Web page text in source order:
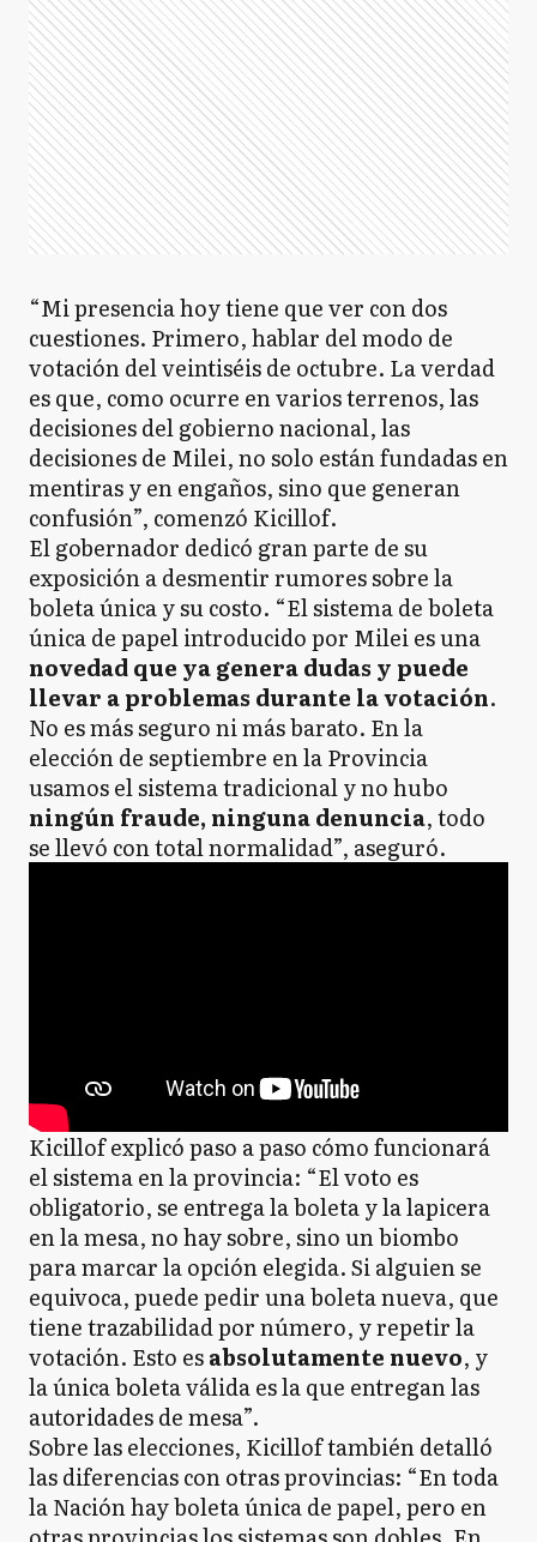
“Mi presencia hoy tiene que ver con dos
cuestiones. Primero, hablar del modo de
votación del veintiséis de octubre. La verdad
es que, como ocurre en varios terrenos, las
decisiones del gobierno nacional, las
decisiones de Milei, no solo están fundadas en
mentiras y en engaños, sino que generan
confusión”, comenzó Kicillof.
El gobernador dedicó gran parte de su
exposición a desmentir rumores sobre la
boleta única y su costo. “El sistema de boleta
única de papel introducido por Milei es una
novedad que ya genera dudas y puede
llevar a problemas durante la votación.
No es más seguro ni más barato. En la
elección de septiembre en la Provincia
usamos el sistema tradicional y no hubo
ningún fraude, ninguna denuncia, todo
se llevó con total normalidad”, aseguró.
Kicillof explicó paso a paso cómo funcionará
el sistema en la provincia: “El voto es
obligatorio, se entrega la boleta y la lapicera
en la mesa, no hay sobre, sino un biombo
para marcar la opción elegida. Si alguien se
equivoca, puede pedir una boleta nueva, que
tiene trazabilidad por número, y repetir la
votación. Esto esabsolutamente nuevo, y
la única boleta válida es la que entregan las
autoridades de mesa”.
Sobre las elecciones, Kicillof también detalló
las diferencias con otras provincias: “En toda
la Nación hay boleta única de papel, pero en